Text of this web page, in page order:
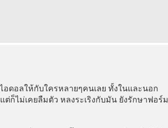
ดอลให้กับใครหลายๆคนเลย ทั้งในและนอก
ต่ก็ไม่เคยลืมตัว หลงระเริงกับมัน ยังรักษาฟอร์ม